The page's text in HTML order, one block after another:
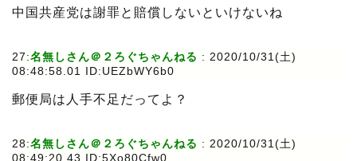
中国共産党は謝罪と賠償しないといけないね
27:名無しさん＠２ろぐちゃんねる : 2020/10/31(土)
08:48:58.01 ID:UEZbWY6b0
郵便局は人手不足だってよ？
28:名無しさん＠２ろぐちゃんねる : 2020/10/31(土)
08:49:20.43 ID:5Xo80Cfw0